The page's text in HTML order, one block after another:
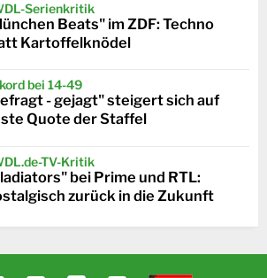
Serienkritik
Beats" im ZDF: Techno
Kartoffelknödel
bei 14-49
- gejagt" steigert sich auf
Quote der Staffel
TV-Kritik
bei Prime und RTL:
zurück in die Zukunft